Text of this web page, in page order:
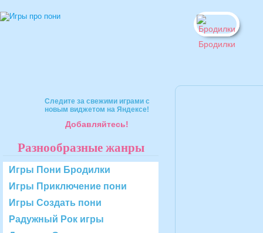
Бродилки
Следите за свежими играми с
новым виджетом на Яндексе!
Добавляйтесь!
Разнообразные жанры
Игры Пони Бродилки
Игры Приключение пони
Игры Создать пони
Радужный Рок игры